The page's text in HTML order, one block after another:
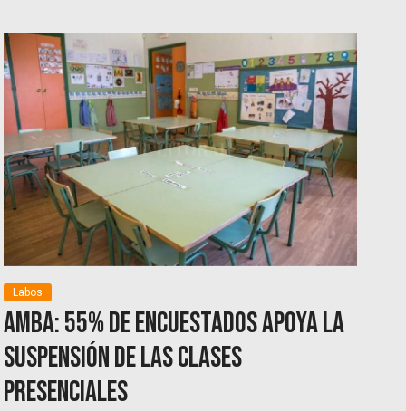
Labos
AMBA: 55% de encuestados apoya la
suspensión de las clases
presenciales